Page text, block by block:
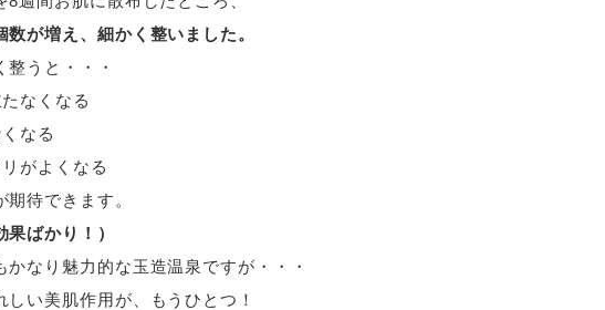
数が増え、細かく整いました。
整うと・・・
なくなる
なる
がよくなる
期待できます。
果ばかり！）
かなり魅力的な玉造温泉ですが・・・
しい美肌作用が、もうひとつ！